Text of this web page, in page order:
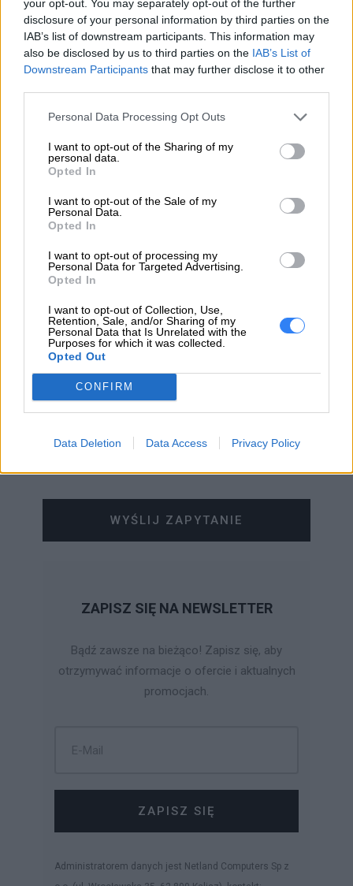
your opt-out. You may separately opt-out of the further
disclosure of your personal information by third parties on the
IAB’s list of downstream participants. This information may
also be disclosed by us to third parties on the IAB’s List of
Downstream Participants that may further disclose it to other
Personal Data Processing Opt Outs
I want to opt-out of the Sharing of my
personal data.
Opted In
I want to opt-out of the Sale of my
Personal Data.
Opted In
I want to opt-out of processing my
Personal Data for Targeted Advertising.
Opted In
I want to opt-out of Collection, Use,
Retention, Sale, and/or Sharing of my
Personal Data that Is Unrelated with the
Purposes for which it was collected.
Opted Out
CONFIRM
Data Deletion Data Access Privacy Policy
5B10W13959"
EMAIL
WYŚLIJ ZAPYTANIE
ZAPISZ SIĘ NA NEWSLETTER
Bądź zawsze na bieżąco! Zapisz się, aby
otrzymywać informacje o ofercie i aktualnych
promocjach.
ZAPISZ SIĘ
Administratorem danych jest Netland Computers Sp z